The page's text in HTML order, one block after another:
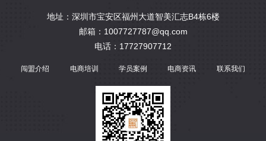
地址：深圳市宝安区福州大道智美汇志B4栋6楼
邮箱：1007727787@qq.com
电话：17727907712
闯盟介绍 电商培训 学员案例 电商资讯 联系我们